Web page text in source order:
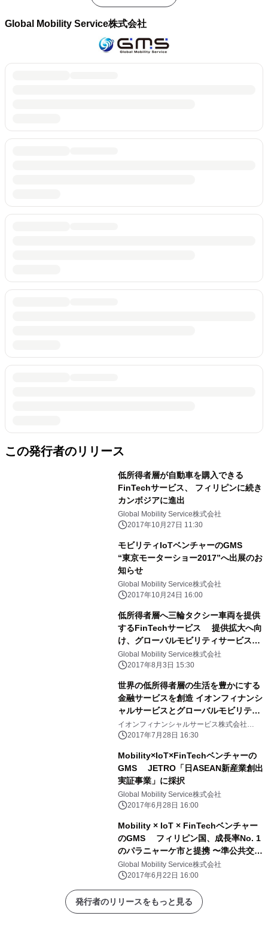
Global Mobility Service株式会社
この発行者のリリース
低所得者層が自動車を購入できる
FinTechサービス、 フィリピンに続き
カンボジアに進出
Global Mobility Service株式会社
2017年10月27日 11:30
モビリティIoTベンチャーのGMS
“東京モーターショー2017”へ出展のお
知らせ
Global Mobility Service株式会社
2017年10月24日 16:00
低所得者層へ三輪タクシー車両を提供
するFinTechサービス 提供拡大へ向
け、グローバルモビリティサービス
フィリピン首都圏都市5都市目となる
ナボタス市と提携
Global Mobility Service株式会社
2017年8月3日 15:30
世界の低所得者層の生活を豊かにする
金融サービスを創造 イオンフィナンシ
ャルサービスとグローバルモビリティ
サービス、 画期的なオートローン創造
の協業で合意
イオンフィナンシャルサービス株式会社
Global Mobility Service株式会社
2017年7月28日 16:30
Mobility×IoT×FinTechベンチャーの
GMS JETRO「日ASEAN新産業創出
実証事業」に採択
Global Mobility Service株式会社
2017年6月28日 16:00
Mobility × IoT × FinTechベンチャー
のGMS フィリピン国、成長率No. 1
のパラニャーケ市と提携 〜準公共交通
機関である三輪タクシーの ドライバー
就業希望者に、低所得者層でも新型車
両が 入手可能となるFinTechサービス
を提供〜
Global Mobility Service株式会社
2017年6月22日 16:00
発行者のリリースをもっと見る